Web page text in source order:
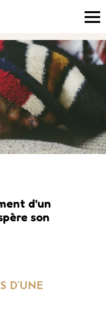
d’un
son
D’UNE